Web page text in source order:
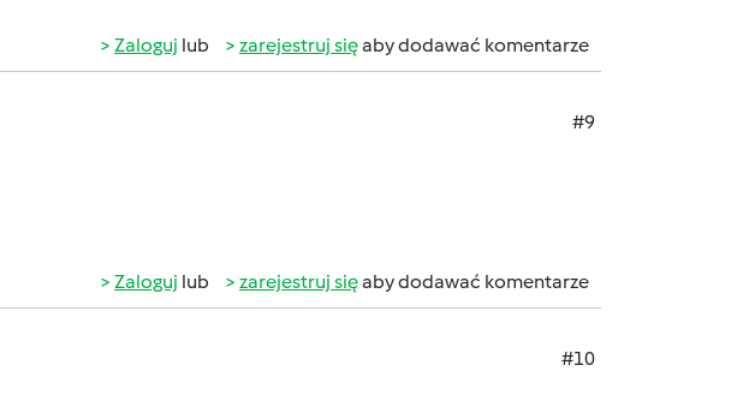
Zaloguj lub zarejestruj sięaby dodawać komentarze
#9
Zaloguj lub zarejestruj sięaby dodawać komentarze
#10